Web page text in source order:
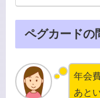
ペグカードの
年会
あと